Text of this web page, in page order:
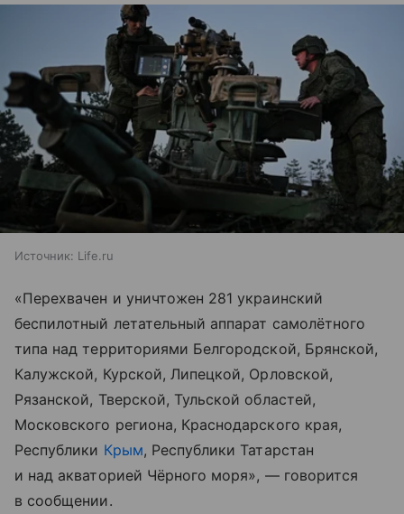
Источник: Life.ru
«Перехвачен и уничтожен 281 украинский
беспилотный летательный аппарат самолётного
типа над территориями Белгородской, Брянской,
Калужской, Курской, Липецкой, Орловской,
Рязанской, Тверской, Тульской областей,
Московского региона, Краснодарского края,
Республики Крым, Республики Татарстан
и над акваторией Чёрного моря», — говорится
в сообщении.